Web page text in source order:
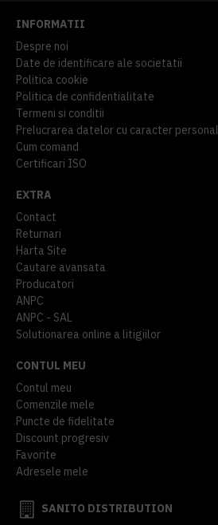
INFORMATII
Despre noi
Date de identificare ale societatii
Politica cookie
Politica de confidentialitate
Termeni si conditii
Prelucrarea datelor cu caracter personal
Cum comand
Certificari ISO
EXTRA
Contact
Returnari
Harta Site
Cautare avansata
Producatori
ANPC
ANPC - SAL
Solutionarea online a litigiilor
CONTUL MEU
Contul meu
Comenzile mele
Puncte de fidelitate
Discount progresiv
Favorite
Adresele mele
SANITO DISTRIBUTION